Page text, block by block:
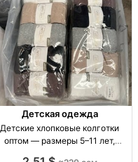
Детская одежда
Детские хлопковые колготки
оптом — размеры 5–11 лет,